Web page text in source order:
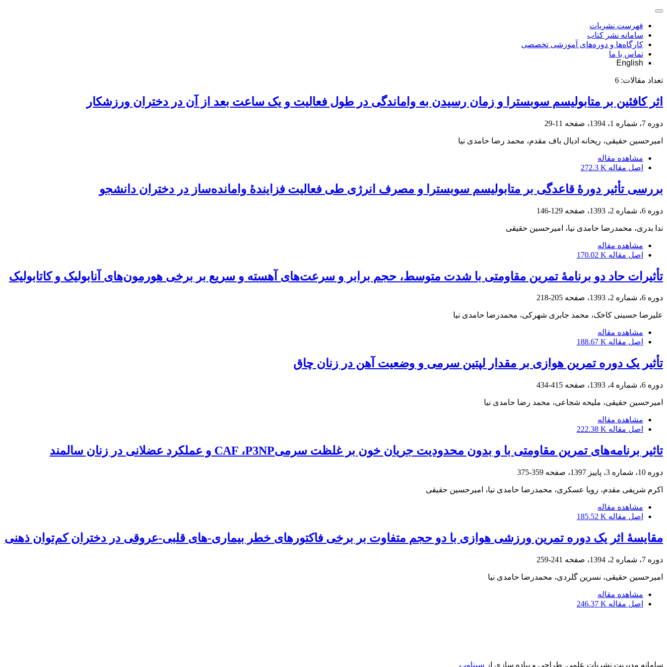
فهرست نشریات
سامانه نشر کتاب
کارگاه‌ها و دوره‌های آموزشی تخصصی
تماس با ما
English
تعداد مقالات: 6
اثر کافئین بر متابولیسم سوبسترا و زمان رسیدن به واماندگی در طول فعالیت و یک ساعت بعد از آن در دختران ورزشکار
دوره 7، شماره 1، 1394، صفحه 11-29
امیرحسین حقیقی، ریحانه ادیال باف مقدم، محمد رضا حامدی نیا
مشاهده مقاله
اصل مقاله 272.3 K
بررسی تأثیر دورۀ قاعدگی بر متابولیسم سوبسترا و مصرف انرژی طی فعالیت فزایندۀ وامانده‌ساز در دختران دانشجو
دوره 6، شماره 2، 1393، صفحه 129-146
ندا بدری، محمدرضا حامدی نیا، امیرحسین حقیقی
مشاهده مقاله
اصل مقاله 170.02 K
تأثیرات حاد دو برنامۀ تمرین مقاومتی با شدت متوسط، حجم برابر و سرعت‌های آهسته و سریع بر برخی هورمون‌های آنابولیک و کاتابولیک
دوره 6، شماره 2، 1393، صفحه 205-218
علیرضا حسینی کاخک، محمد جابری شهرکی، محمدرضا حامدی نیا
مشاهده مقاله
اصل مقاله 188.67 K
تأثیر یک دوره تمرین هوازی بر مقدار لپتین سرمی و وضعیت آهن در زنان چاق
دوره 6، شماره 4، 1393، صفحه 415-434
امیرحسین حقیقی، ملیحه شجاعی، محمد رضا حامدی نیا
مشاهده مقاله
اصل مقاله 222.38 K
تاثیر برنامه‌‌های تمرین مقاومتی با و بدون محدودیت جریان خون بر غلظت سرمیCAF ،P3NP و عملکرد عضلانی در زنان سالمند
دوره 10، شماره 3، پاییز 1397، صفحه 359-375
اکرم شریفی مقدم، رویا عسکری، محمدرضا حامدی نیا، امیرحسین حقیقی
مشاهده مقاله
اصل مقاله 185.52 K
مقایسۀ اثر یک دوره تمرین ورزشی هوازی با دو حجم متفاوت بر برخی فاکتور‌های خطر بیماری-های قلبی-عروقی در دختران کم‌توان ذهنی
دوره 7، شماره 2، 1394، صفحه 241-259
امیرحسین حقیقی، نسرین گلردی، محمدرضا حامدی نیا
مشاهده مقاله
اصل مقاله 246.37 K
سامانه مدیریت نشریات علمی. طراحی و پیاده سازی از سیناوب